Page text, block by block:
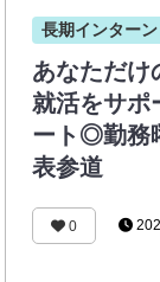
長期インターン
あなただけ
就活をサポ
ート◎勤務
表参道
0